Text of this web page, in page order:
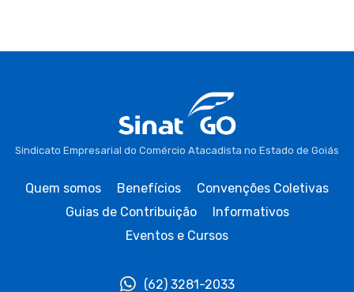
Sindicato Empresarial do Comércio Atacadista no Estado de Goiás
Quem somos Benefícios
Convenções Coletivas
Guias de Contribuição
Informativos
Eventos e Cursos
(62) 3281-2033